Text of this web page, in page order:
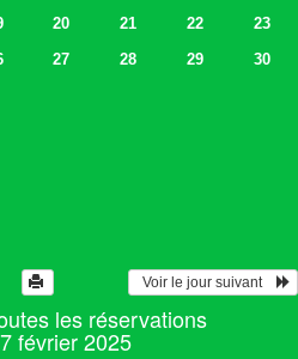
20 21 22
23
27 28 29
30
  Voir le jour suivant
les réservations
février 2025